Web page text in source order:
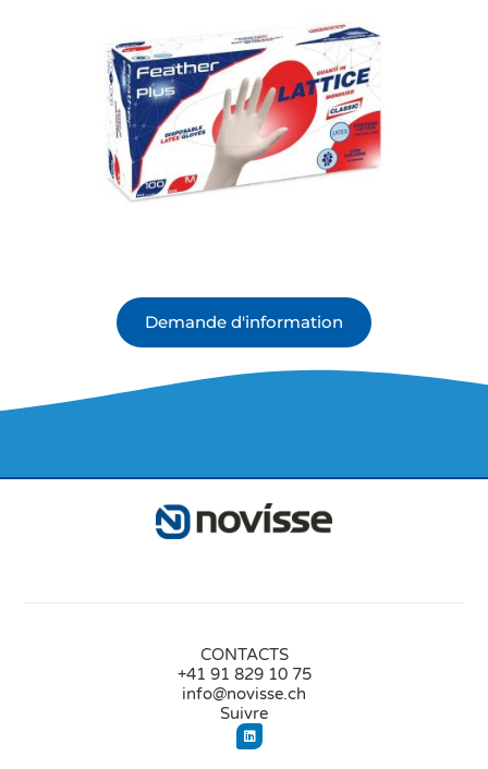
Demande d'information
CONTACTS
+41 91 829 10 75
info@novisse.ch
Suivre